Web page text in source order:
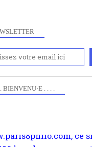
. BIENVENU·E . . . .
ce
lors du mouvement
d'une